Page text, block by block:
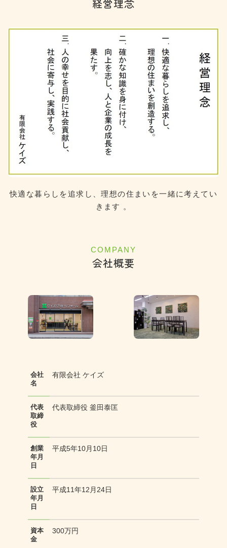
経営理念
快適な暮らしを追求し、理想の住まいを一緒に考えてい
きます 。
COMPANY
会社概要
会社
名
有限会社 ケイズ
代表
取締
役
代表取締役 釜田泰匡
創業
年月
日
平成5年10月10日
設立
年月
日
平成11年12月24日
資本
金
300万円